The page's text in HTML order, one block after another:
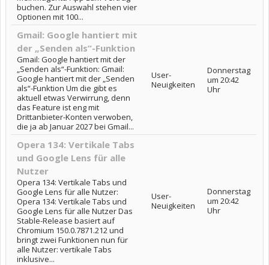
buchen. Zur Auswahl stehen vier
Optionen mit 100...
Gmail: Google hantiert mit
der „Senden als“-Funktion
Gmail: Google hantiert mit der
„Senden als“-Funktion: Gmail:
Google hantiert mit der „Senden
als“-Funktion Um die gibt es
aktuell etwas Verwirrung, denn
das Feature ist eng mit
Drittanbieter-Konten verwoben,
die ja ab Januar 2027 bei Gmail...
User-
Neuigkeiten
Donnerstag
um 20:42
Uhr
Opera 134: Vertikale Tabs
und Google Lens für alle
Nutzer
Opera 134: Vertikale Tabs und
Google Lens für alle Nutzer:
Opera 134: Vertikale Tabs und
Google Lens für alle Nutzer Das
Stable-Release basiert auf
Chromium 150.0.7871.212 und
bringt zwei Funktionen nun für
alle Nutzer: vertikale Tabs
inklusive...
User-
Neuigkeiten
Donnerstag
um 20:42
Uhr